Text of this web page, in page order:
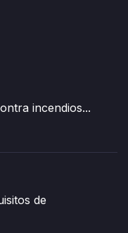
incendios...
de